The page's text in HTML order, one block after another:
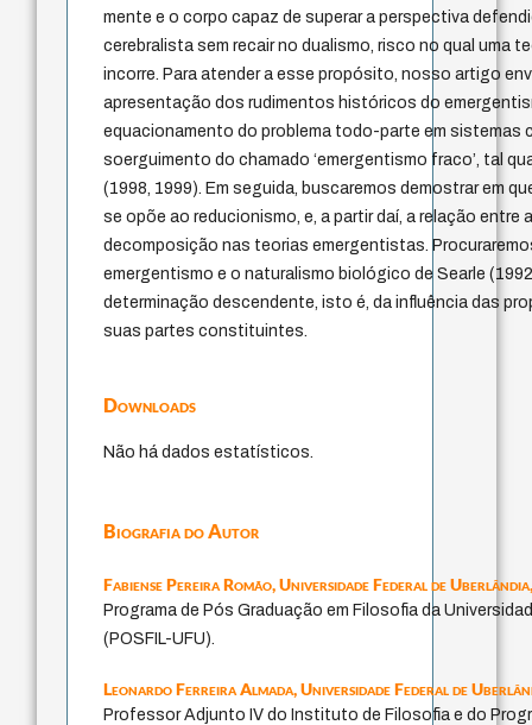
mente e o corpo capaz de superar a perspectiva
cerebralista sem recair no dualismo, risco no qual uma
incorre. Para atender a esse propósito, nosso artigo
apresentação dos rudimentos históricos do
equacionamento do problema todo-parte em sistemas
soerguimento do chamado ‘emergentismo fraco’, tal
(1998, 1999). Em seguida, buscaremos demostrar em
se opõe ao reducionismo, e, a partir daí, a relação
decomposição nas teorias emergentistas.
emergentismo e o naturalismo biológico de Searle
determinação descendente, isto é, da influência das
suas partes constituintes.
Downloads
Não há dados estatísticos.
Biografia do Autor
Fabiense Pereira Romão,Universidade Federal de
Programa de Pós Graduação em Filosofia da
(POSFIL-UFU).
Leonardo Ferreira Almada,Universidade Federal de
Professor Adjunto IV do Instituto de Filosofia e do